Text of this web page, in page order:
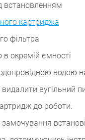
встановленням
картриджа
фільтра
в окремій ємності
водою
вугільний
до роботи.
замочування